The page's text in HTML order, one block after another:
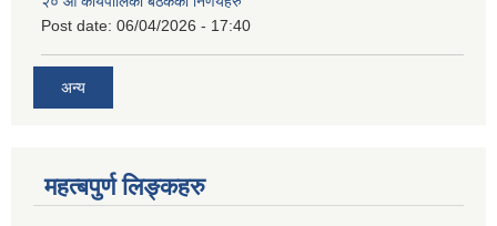
Post date: 06/04/2026 - 17:40
अन्य
महत्बपुर्ण लिङ्कहरु